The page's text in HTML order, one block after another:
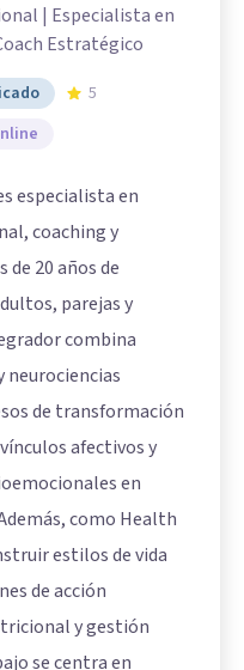
| Especialista en
Estratégico
5
especialista en
coaching y
20 años de
parejas y
combina
de transformación
afectivos y
en
como Health
estilos de vida
de acción
y gestión
se centra en